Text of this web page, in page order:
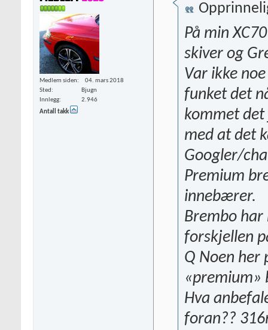
Medlem siden
04. mars 2018
Sted
Bjugn
Innlegg
2.946
Antall takk
På min
skiver og
Var ikke
funket det
kommet det
med at det
Googler/
Premium
innebærer.
Brembo har
forskjellen
Q Noen
«premium»
Hva
foran??